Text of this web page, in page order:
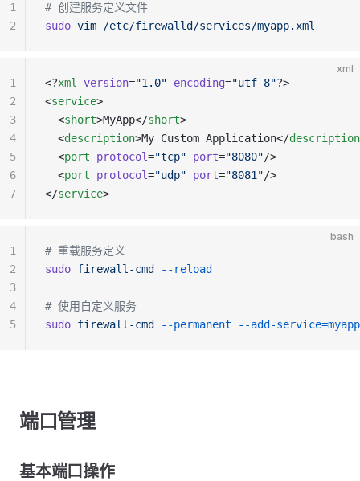
# 创建服务定义文件
sudo vim /etc/firewalld/services/myapp.xml
1
2
xml
<?xml version="1.0" encoding="utf-8"?>
<service>
  <
short>MyApp</short>
  <
description>My Custom Application</description
  <
port protocol="tcp" port="8080"/>
  <
port protocol="udp" port="8081"/>
</service>
1
2
3
4
5
6
7
bash
# 重载服务定义
sudo firewall-cmd --reload
# 使用自定义服务
sudo firewall-cmd --permanent --add-service=myapp
1
2
3
4
5
端口管理
基本端口操作